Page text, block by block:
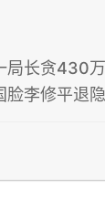
局长贪430
脸李修平退